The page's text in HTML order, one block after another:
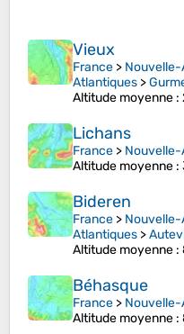
Vieux
France >
Atlantiques >
Altitude moyenne :
Lichans
France >
Altitude moyenne :
Bideren
France >
Atlantiques >
Altitude moyenne :
Béhasque
France >
Altitude moyenne :